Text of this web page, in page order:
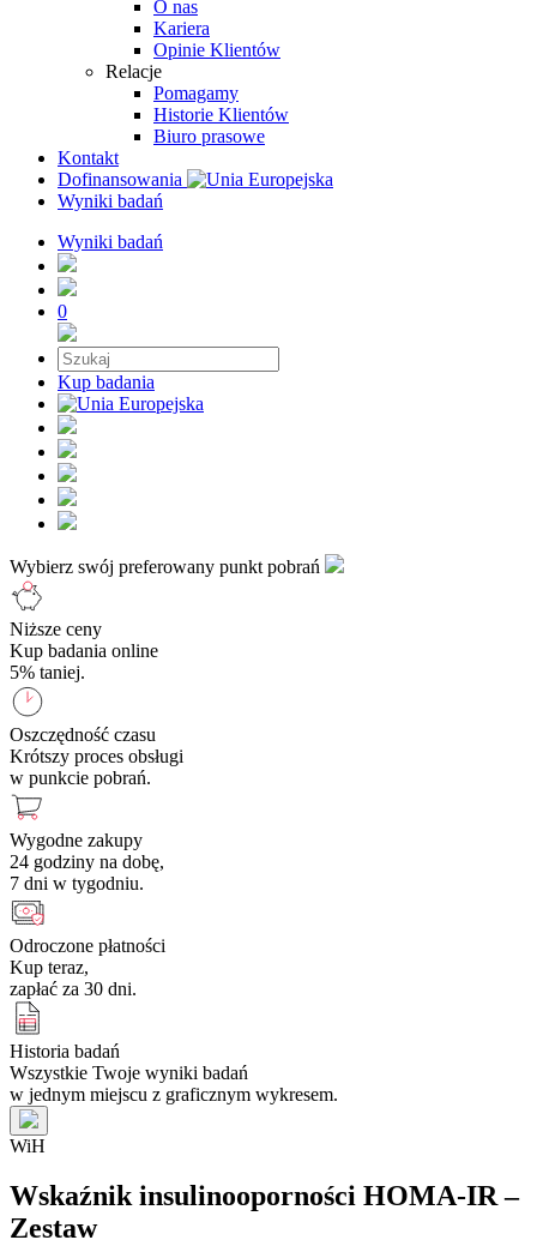
O nas
Kariera
Opinie Klientów
Relacje
Pomagamy
Historie Klientów
Biuro prasowe
Kontakt
Dofinansowania
Wyniki badań
Wyniki badań
0
Kup badania
Wybierz swój preferowany punkt pobrań
Niższe ceny
Kup badania online
5% taniej.
Oszczędność czasu
Krótszy proces obsługi
w punkcie pobrań.
Wygodne zakupy
24 godziny na dobę,
7 dni w tygodniu.
Odroczone płatności
Kup teraz,
zapłać za 30 dni.
Historia badań
Wszystkie Twoje wyniki badań
w jednym miejscu z graficznym wykresem.
WiH
Wskaźnik insulinooporności HOMA-IR –
Zestaw